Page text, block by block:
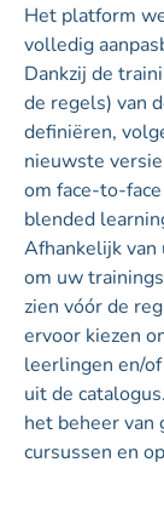
Het platform
volledig
Dankzij de
de regels) van
definiëren,
nieuwste
om face-to-
blended
Afhankelijk
om uw
zien vóór de
ervoor kiezen
leerlingen en/
uit de
het beheer van
cursussen en